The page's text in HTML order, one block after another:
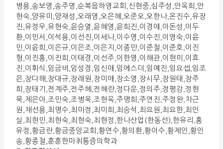
병용,송보영,송주영,순복음하영교회,신현중,심주성,안옥희,안
현숙,양유미,양재성,오래영,오은혜,오준오,오한나,온진수,유장
진,유정우,유현숙,윤승열,윤혜영,윤희진,이경애,이돈성,이두
환,이민서,이석용,이선진,이세나,이수영,이수진,이영숙,이윤
민,이윤희,이은규,이은조,이은지,이종만,이준철,이준호,이진
형,이진홍,이진희,이태경,이선주,이한영,이해관,이현미,이효
진,이휘식,임금비,임성경,임신애,임에스더,임예진,임요셉,임조
은,장다해,장대규,장래원,장미애,장소영,장시무,장원태,장주
희,장태기,전계주,전주혜,전혜란,정다운,정의주,정평강,정현
묵,제은아,조민숙,조병욱,조현옥,주명희,주연진,주정완,차근
원,채선용,최명수,최미정,최미희,최승석,최요원,최요한,최인
실,최현민,최현숙,최현숙,최현정,한나산업(한동선),한유리,홍
유정,황금란,황금중앙교회,황연수,황의환,황이수,황제인,황인
송,황종철,훈훈한마취통증의학과